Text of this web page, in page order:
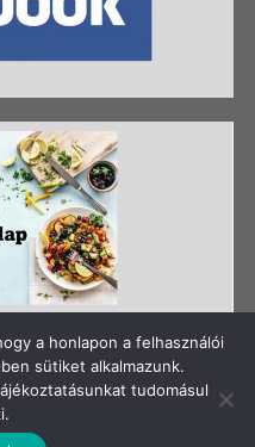
Batthyány Kázmér
a honlapon a felhasználói
sütiket alkalmazunk.
tudomásul